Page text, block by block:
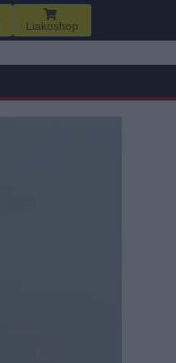
Liakoshop
για: